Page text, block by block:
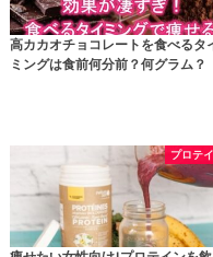
高カカオチョコレートを食べるタ
ミングは食前何分前？何グラム？
プロテ